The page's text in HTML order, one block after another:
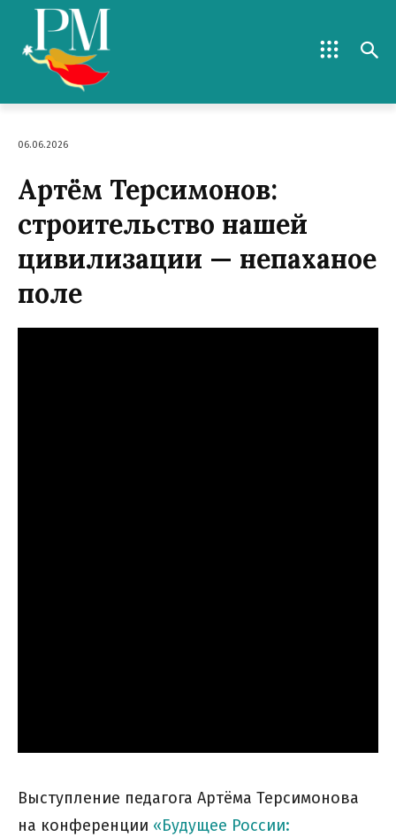
06.06.2026
Артём Терсимонов:
строительство нашей
цивилизации — непаханое
поле
Выступление педагога Артёма Терсимонова
на конференции «Будущее России: